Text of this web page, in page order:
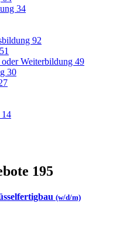
34
92
51
oder Weiterbildung 49
30
14
195
(w/d/m)